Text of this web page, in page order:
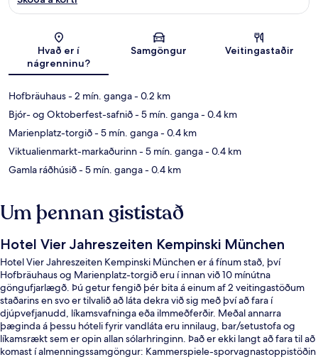
Kort
Hvað er í
nágrenninu?
Samgöngur Veitingastaðir
Hofbräuhaus- 2 mín. ganga- 0.2 km
Bjór- og Oktoberfest-safnið- 5 mín. ganga- 0.4 km
Marienplatz-torgið- 5 mín. ganga- 0.4 km
Viktualienmarkt-markaðurinn- 5 mín. ganga- 0.4 km
Gamla ráðhúsið- 5 mín. ganga- 0.4 km
Um þennan gististað
Hotel Vier Jahreszeiten Kempinski München
Hotel Vier Jahreszeiten Kempinski München er á fínum stað, því
Hofbräuhaus og Marienplatz-torgið eru í innan við 10 mínútna
göngufjarlægð. Þú getur fengið þér bita á einum af 2 veitingastöðum
staðarins en svo er tilvalið að láta dekra við sig með því að fara í
djúpvefjanudd, líkamsvafninga eða ilmmeðferðir. Meðal annarra
þæginda á þessu hóteli fyrir vandláta eru innilaug, bar/setustofa og
líkamsrækt sem er opin allan sólarhringinn. Það er ekki langt að fara til að
komast í almenningssamgöngur: Kammerspiele-sporvagnastoppistöðin